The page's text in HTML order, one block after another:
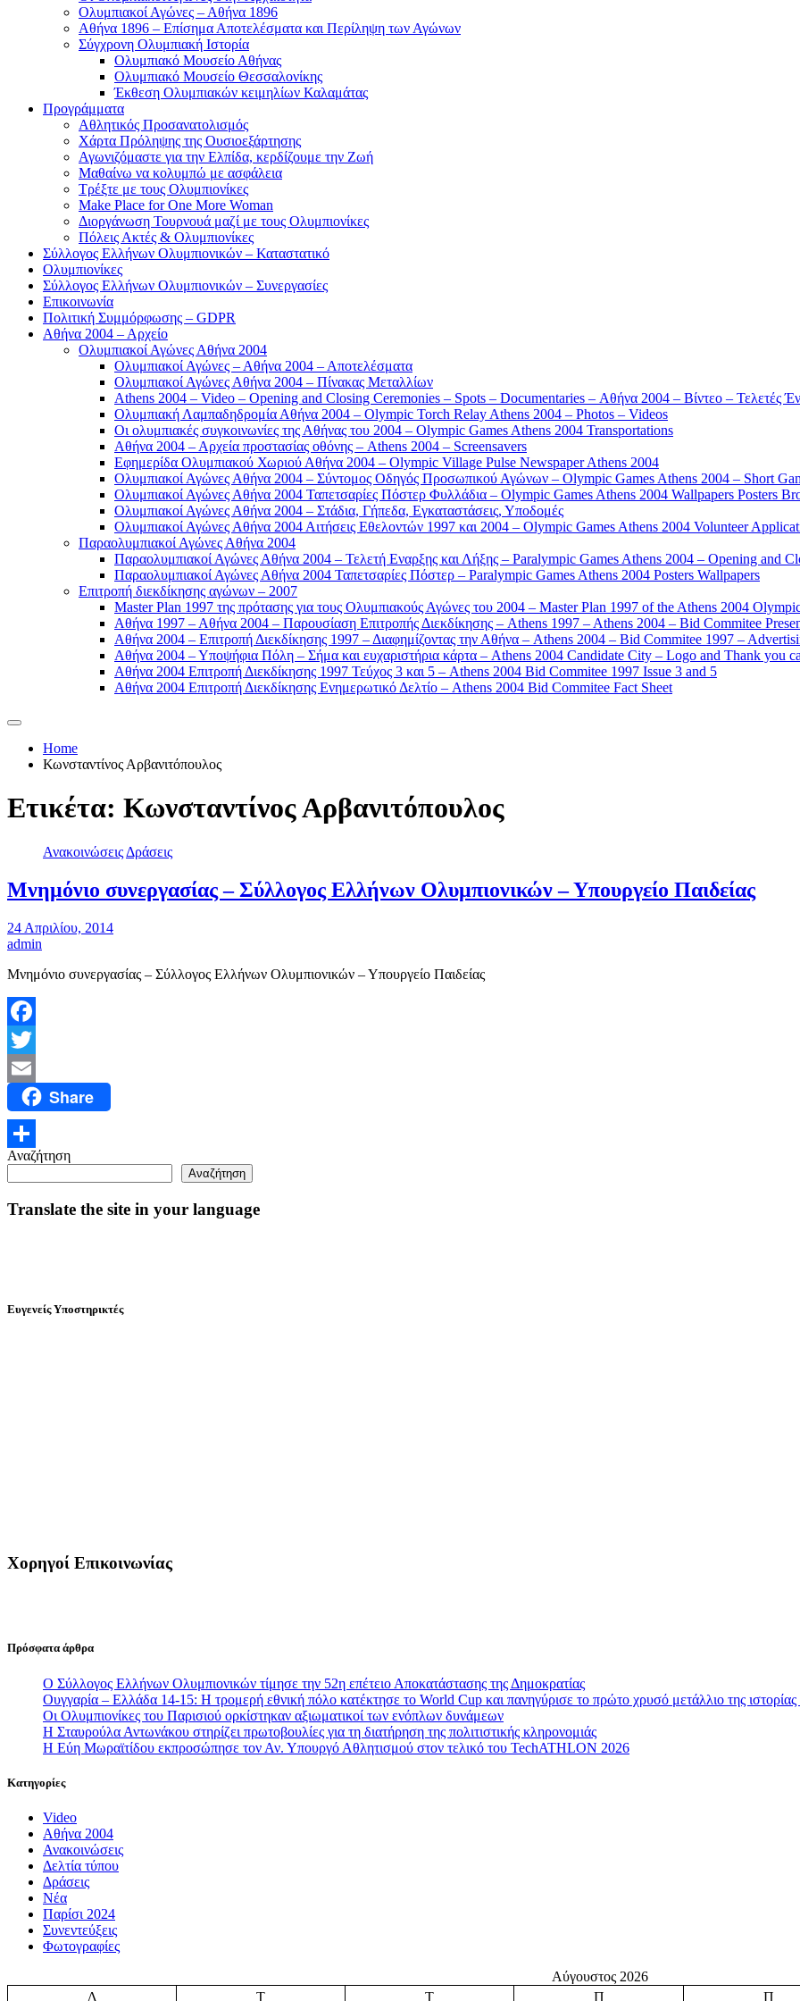
Ολυμπιακοί Αγώνες – Αθήνα 1896
Αθήνα 1896 – Επίσημα Αποτελέσματα και Περίληψη των Αγώνων
Σύγχρονη Ολυμπιακή Ιστορία
Ολυμπιακό Μουσείο Αθήνας
Ολυμπιακό Μουσείο Θεσσαλονίκης
Έκθεση Ολυμπιακών κειμηλίων Καλαμάτας
Προγράμματα
Αθλητικός Προσανατολισμός
Χάρτα Πρόληψης της Ουσιοεξάρτησης
Αγωνιζόμαστε για την Ελπίδα, κερδίζουμε την Ζωή
Μαθαίνω να κολυμπώ με ασφάλεια
Τρέξτε με τους Ολυμπιονίκες
Make Place for One More Woman
Διοργάνωση Τουρνουά μαζί με τους Ολυμπιονίκες
Πόλεις Ακτές & Ολυμπιονίκες
Σύλλογος Ελλήνων Ολυμπιονικών – Καταστατικό
Ολυμπιονίκες
Σύλλογος Ελλήνων Ολυμπιονικών – Συνεργασίες
Επικοινωνία
Πολιτική Συμμόρφωσης – GDPR
Αθήνα 2004 – Αρχείο
Ολυμπιακοί Αγώνες Αθήνα 2004
Ολυμπιακοί Αγώνες – Αθήνα 2004 – Αποτελέσματα
Ολυμπιακοί Αγώνες Αθήνα 2004 – Πίνακας Μεταλλίων
Athens 2004 – Video – Opening and Closing Ceremonies – Spots – Documentaries – Αθήνα 2004 – Βίντεο – Τελετές
Ολυμπιακή Λαμπαδηδρομία Αθήνα 2004 – Olympic Torch Relay Athens 2004 – Photos – Videos
Οι ολυμπιακές συγκοινωνίες της Αθήνας του 2004 – Olympic Games Athens 2004 Transportations
Αθήνα 2004 – Αρχεία προστασίας οθόνης – Athens 2004 – Screensavers
Εφημερίδα Ολυμπιακού Χωριού Αθήνα 2004 – Olympic Village Pulse Newspaper Athens 2004
Ολυμπιακοί Αγώνες Αθήνα 2004 – Σύντομος Οδηγός Προσωπικού Αγώνων – Olympic Games Athens 2004 – Short
Ολυμπιακοί Αγώνες Αθήνα 2004 Ταπετσαρίες Πόστερ Φυλλάδια – Olympic Games Athens 2004 Wallpapers Posters
Ολυμπιακοί Αγώνες Αθήνα 2004 – Στάδια, Γήπεδα, Εγκαταστάσεις, Υποδομές
Ολυμπιακοί Αγώνες Αθήνα 2004 Αιτήσεις Εθελοντών 1997 και 2004 – Olympic Games Athens 2004 Volunteer
Παραολυμπιακοί Αγώνες Αθήνα 2004
Παραολυμπιακοί Αγώνες Αθήνα 2004 – Τελετή Εναρξης και Λήξης – Paralympic Games Athens 2004 – Opening and
Παραολυμπιακοί Αγώνες Αθήνα 2004 Ταπετσαρίες Πόστερ – Paralympic Games Athens 2004 Posters Wallpapers
Επιτροπή διεκδίκησης αγώνων – 2007
Master Plan 1997 της πρότασης για τους Ολυμπιακούς Αγώνες του 2004 – Master Plan 1997 of the Athens 2004
Αθήνα 1997 – Αθήνα 2004 – Παρουσίαση Επιτροπής Διεκδίκησης – Athens 1997 – Athens 2004 – Bid Commitee
Αθήνα 2004 – Επιτροπή Διεκδίκησης 1997 – Διαφημίζοντας την Αθήνα – Athens 2004 – Bid Commitee 1997 –
Αθήνα 2004 – Υποψήφια Πόλη – Σήμα και ευχαριστήρια κάρτα – Athens 2004 Candidate City – Logo and Thank you
Αθήνα 2004 Επιτροπή Διεκδίκησης 1997 Τεύχος 3 και 5 – Athens 2004 Bid Commitee 1997 Issue 3 and 5
Αθήνα 2004 Επιτροπή Διεκδίκησης Ενημερωτικό Δελτίο – Athens 2004 Bid Commitee Fact Sheet
Home
Κωνσταντίνος Αρβανιτόπουλος
Ετικέτα: Κωνσταντίνος Αρβανιτόπουλος
Ανακοινώσεις Δράσεις
Μνημόνιο συνεργασίας – Σύλλογος Ελλήνων Ολυμπιονικών – Υπουργείο Παιδείας
24 Απριλίου, 2014
admin
Μνημόνιο συνεργασίας – Σύλλογος Ελλήνων Ολυμπιονικών – Υπουργείο Παιδείας
Facebook
Twitter
Email Share
Μοιραστείτε
Αναζήτηση
Αναζήτηση
Translate the site in your language
Ευγενείς Υποστηρικτές
Χορηγοί Επικοινωνίας
Πρόσφατα άρθρα
Ο Σύλλογος Ελλήνων Ολυμπιονικών τίμησε την 52η επέτειο Αποκατάστασης της Δημοκρατίας
Ουγγαρία – Ελλάδα 14-15: Η τρομερή εθνική πόλο κατέκτησε το World Cup και πανηγύρισε το πρώτο χρυσό μετάλλιο της ιστορίας
Οι Ολυμπιονίκες του Παρισιού ορκίστηκαν αξιωματικοί των ενόπλων δυνάμεων
Η Σταυρούλα Αντωνάκου στηρίζει πρωτοβουλίες για τη διατήρηση της πολιτιστικής κληρονομιάς
Η Εύη Μωραϊτίδου εκπροσώπησε τον Αν. Υπουργό Αθλητισμού στον τελικό του TechATHLON 2026
Κατηγορίες
Video
Αθήνα 2004
Ανακοινώσεις
Δελτία τύπου
Δράσεις
Νέα
Παρίσι 2024
Συνεντεύξεις
Φωτογραφίες
Αύγουστος 2026
Δ
Τ Τ Π Π